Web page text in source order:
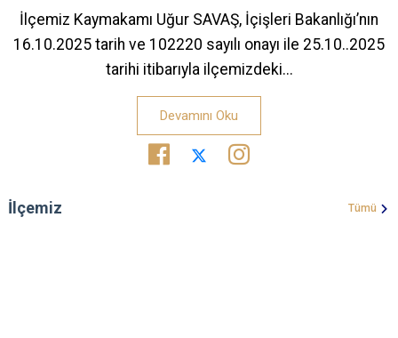
İlçemiz Kaymakamı Uğur SAVAŞ, İçişleri Bakanlığı’nın
16.10.2025 tarih ve 102220 sayılı onayı ile 25.10..2025
tarihi itibarıyla ilçemizdeki...
Devamını Oku
İlçemiz Tümü